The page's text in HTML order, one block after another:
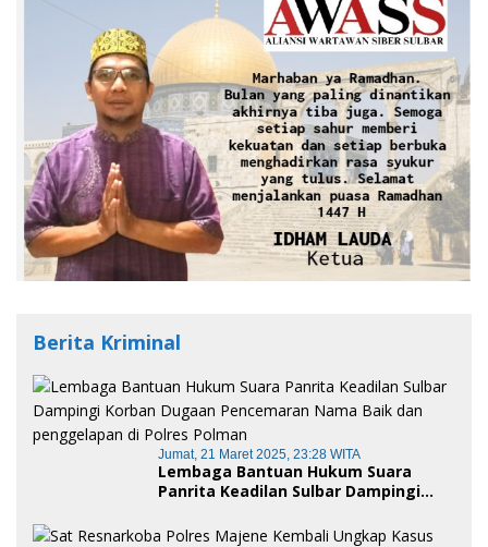
Berita Kriminal
Jumat, 21 Maret 2025, 23:28 WITA
Lembaga Bantuan Hukum Suara
Panrita Keadilan Sulbar Dampingi
Baik dan penggelapan di Polres